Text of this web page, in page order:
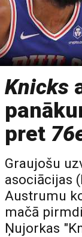
Knicks
pret
Graujošu
asociācijas
Austrumu
mačā
Ņujorkas